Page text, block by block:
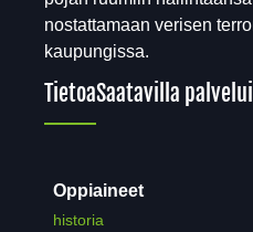
nostattamaan verisen
kaupungissa.
TietoaSaatavilla
Oppiaineet
historia